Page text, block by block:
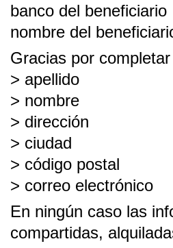
banco del
nombre del
Gracias por
> apellido
> nombre
> dirección
> ciudad
> código postal
> correo electrónico
En ningún caso las
compartidas,